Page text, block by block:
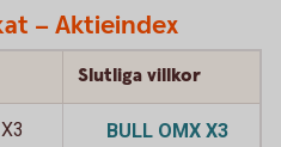
– Aktieindex
Slutliga villkor
BULL OMX X3